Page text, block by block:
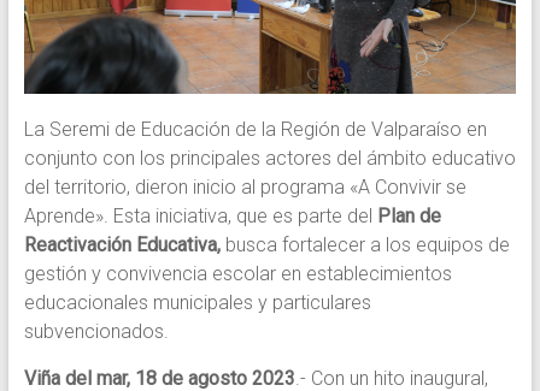
La Seremi de Educación de la Región de Valparaíso en
conjunto con los principales actores del ámbito educativo
del territorio, dieron inicio al programa «A Convivir se
Aprende». Esta iniciativa, que es parte del Plan de
Reactivación Educativa,busca fortalecer a los equipos de
gestión y convivencia escolar en establecimientos
educacionales municipales y particulares
subvencionados.
Viña del mar, 18 de agosto 2023 .- Con un hito inaugural,